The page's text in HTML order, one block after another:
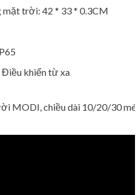
trời: 42 * 33 * 0.3CM
Điều khiển từ xa
MODI, chiều dài 10/20/30